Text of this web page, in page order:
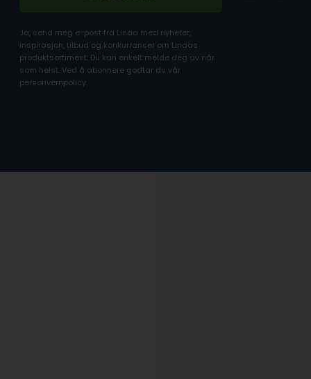
Ja, send meg e-post fra Linaa med nyheter,
inspirasjon, tilbud og konkurranser om Linaas
produktsortiment. Du kan enkelt melde deg av når
som helst. Ved å abonnere godtar du vår
personvernpolicy.